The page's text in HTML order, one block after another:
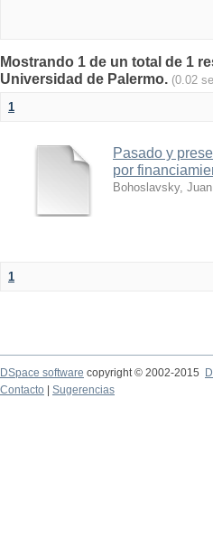
Mostrando 1 de un total de 1
Universidad de Palermo. (0.02
1
Pasado y
por
Bohoslavsky,
1
DSpace software copyright © 2002-2015
Contacto
Sugerencias